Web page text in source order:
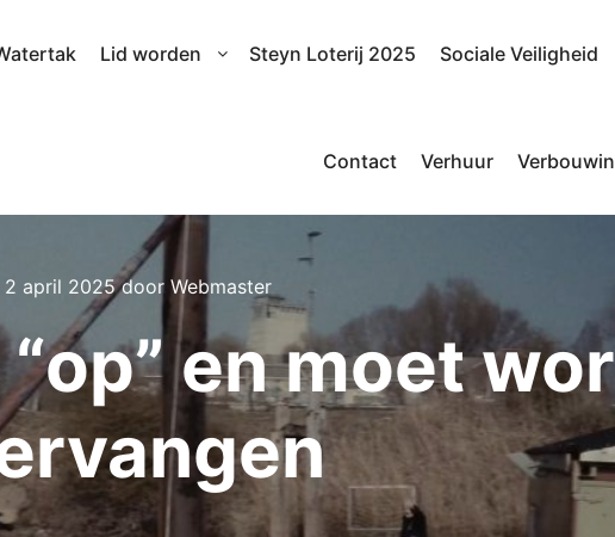
Lid worden Steyn Loterij 2025 Sociale Veiligheid
Contact Verhuur
2 april 2025door Webmaster
en moet